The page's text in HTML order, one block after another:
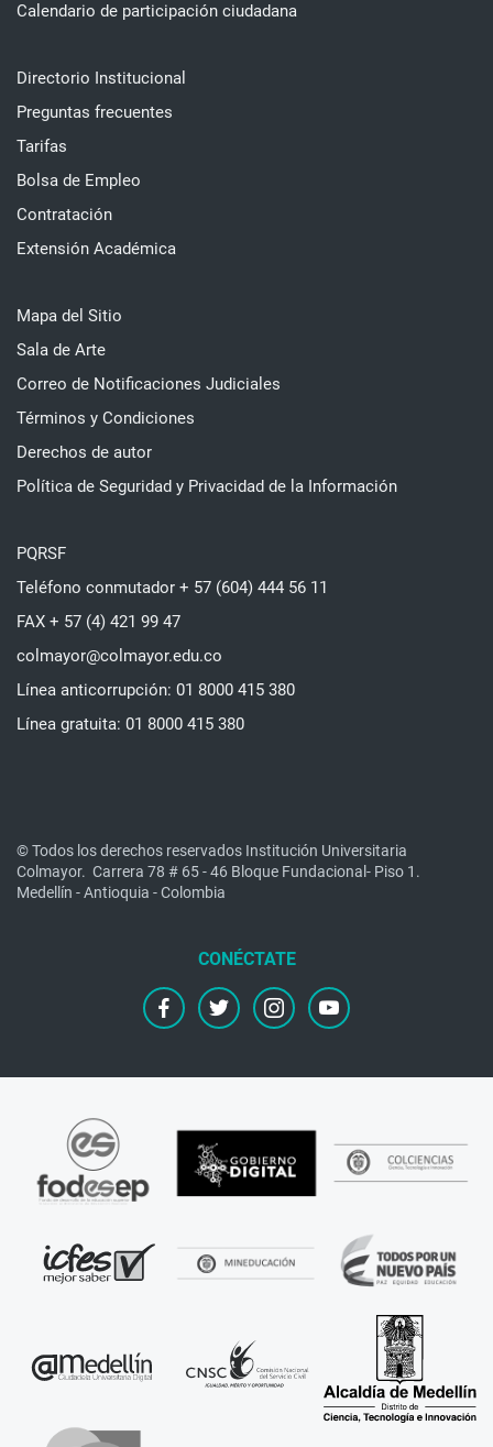
Calendario de participación ciudadana
Directorio Institucional
Preguntas frecuentes
Tarifas
Bolsa de Empleo
Contratación
Extensión Académica
Mapa del Sitio
Sala de Arte
Correo de Notificaciones Judiciales
Términos y Condiciones
Derechos de autor
Política de Seguridad y Privacidad de la Información
PQRSF
Teléfono conmutador + 57 (604) 444 56 11
FAX + 57 (4) 421 99 47
colmayor@colmayor.edu.co
Línea anticorrupción: 01 8000 415 380
Línea gratuita: 01 8000 415 380
© Todos los derechos reservados Institución Universitaria
Colmayor. Carrera 78 # 65 - 46 Bloque Fundacional- Piso 1.
Medellín - Antioquia - Colombia